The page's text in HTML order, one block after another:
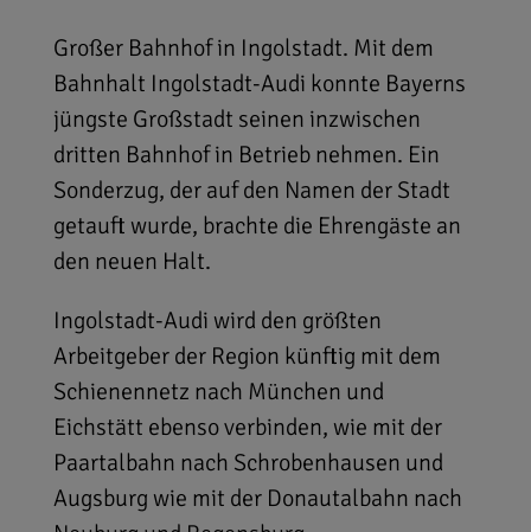
Großer Bahnhof in Ingolstadt. Mit dem
Bahnhalt Ingolstadt-Audi konnte Bayerns
jüngste Großstadt seinen inzwischen
dritten Bahnhof in Betrieb nehmen. Ein
Sonderzug, der auf den Namen der Stadt
getauft wurde, brachte die Ehrengäste an
den neuen Halt.
Ingolstadt-Audi wird den größten
Arbeitgeber der Region künftig mit dem
Schienennetz nach München und
Eichstätt ebenso verbinden, wie mit der
Paartalbahn nach Schrobenhausen und
Augsburg wie mit der Donautalbahn nach